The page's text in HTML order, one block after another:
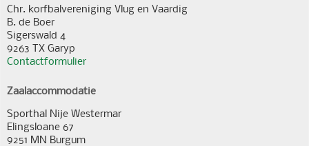
Chr. korfbalvereniging Vlug en Vaardig
B. de Boer
Sigerswald 4
9263 TX Garyp
Contactformulier
Zaalaccommodatie
Sporthal Nije Westermar
Elingsloane 67
9251 MN Burgum